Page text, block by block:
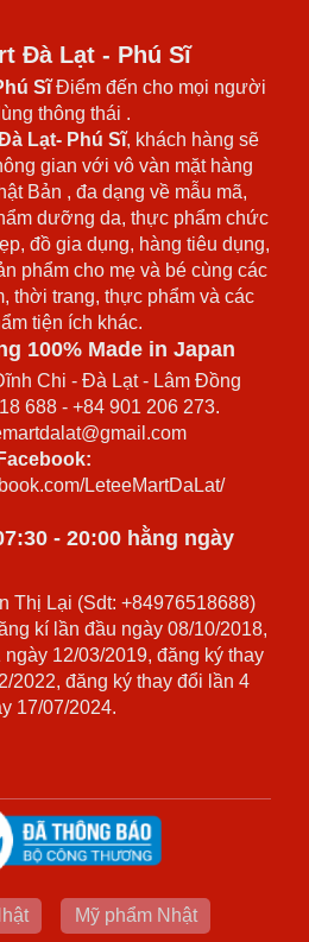
Đà Lạt - Phú Sĩ
SĩĐiểm đến cho mọi người
thông thái .
Lạt- Phú Sĩ, khách hàng sẽ
gian với vô vàn mặt hàng
Bản , đa dạng về mẫu mã,
dưỡng da, thực phẩm chức
đồ gia dụng, hàng tiêu dụng,
phẩm cho mẹ và bé cùng các
thời trang, thực phẩm và các
tiện ích khác.
100% Made in Japan
Chi - Đà Lạt - Lâm Đồng
688 - +84 901 206 273.
Facebook:
LeteeMartDaLat/
- 20:00 hằng ngày
Thị Lại (Sdt: +84976518688)
kí lần đầu ngày 08/10/2018,
12/03/2019, đăng ký thay
2022, đăng ký thay đổi lần 4
17/07/2024.
Mỹ phẩm Nhật